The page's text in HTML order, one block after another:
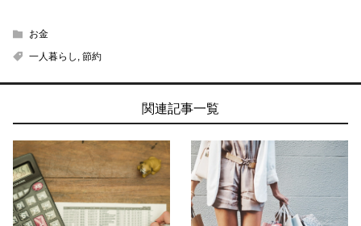
お金
一人暮らし 節約
関連記事一覧